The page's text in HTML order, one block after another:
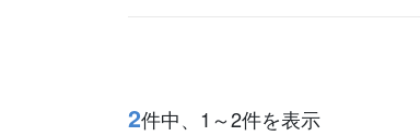
2件中、1～2件を表示